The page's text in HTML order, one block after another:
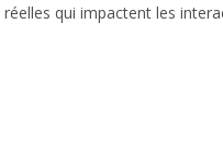
qui impactent les